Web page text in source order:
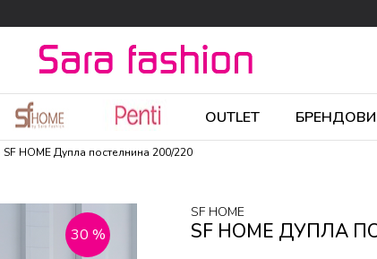
OUTLET БРЕНДОВИ
SF HOME Дупла постелнина 200/220
30 %
SF HOME
SF HOME ДУПЛА